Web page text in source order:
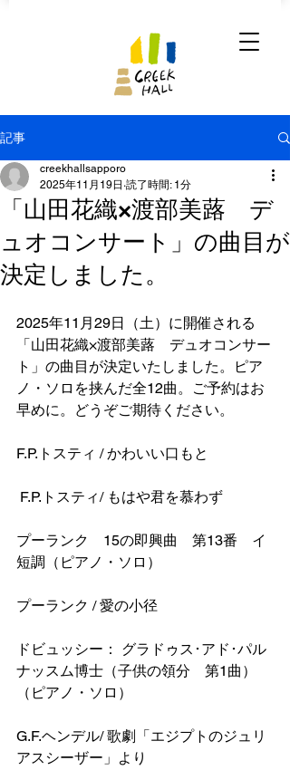
記事
「山田花織×渡部美蕗 デ
ュオコンサート」の曲目が
決定しました。
creekhallsapporo
2025年11月19日 読了時間: 1分
2025年11月29日（土）に開催される
「山田花織×渡部美蕗　デュオコンサー
ト」の曲目が決定いたしました。ピア
ノ・ソロを挟んだ全12曲。ご予約はお
早めに。どうぞご期待ください。
F.P.トスティ / かわいい口もと
F.P.トスティ/ もはや君を慕わず
プーランク　15の即興曲　第13番　イ
短調（ピアノ・ソロ）
プーランク / 愛の小径
ドビュッシー： グラドゥス･アド･パル
ナッスム博士（子供の領分　第1曲）
（ピアノ・ソロ）
G.F.ヘンデル/ 歌劇「エジプトのジュリ
アスシーザー」より